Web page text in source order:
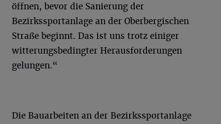
öffnen, bevor die Sanierung der
Bezirkssportanlage an der Oberbergischen
Straße beginnt. Das ist uns trotz einiger
witterungsbedingter Herausforderungen
gelungen.“
Die Bauarbeiten an der Bezirkssportanlage